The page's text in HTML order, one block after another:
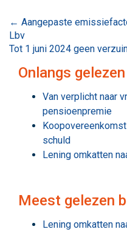
Bericht
navigatie
← Aangepaste
Lbv
Tot 1 juni 2024 geen
Onlangs
Van verplicht naar
pensioenpremie
schuld
Lening omkatten
Meest gelezen
Lening omkatten